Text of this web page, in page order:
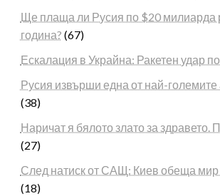
Ще плаща ли Русия по $20 милиарда
година? (67)
Ескалация в Украйна: Ракетен удар
Русия извърши една от най-
(38)
Наричат я бялото злато за здравето.
(27)
След натиск от САЩ: Киев обеща мир
(18)